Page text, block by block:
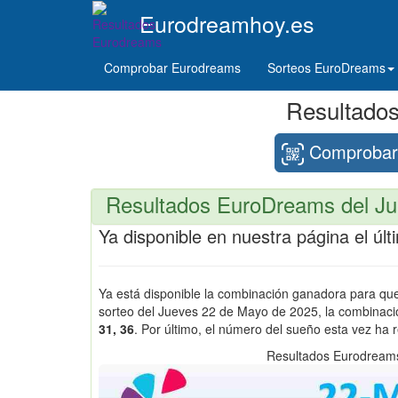
Eurodreamhoy.es
Comprobar Eurodreams Sorteos EuroDreams
Resultados EuroDreams del
Ya disponible en nuestra página el
Ya está disponible la combinación ganadora para
sorteo del Jueves 22 de Mayo de 2025, la
31, 36. Por último, el número del sueño esta vez ha
Resultados